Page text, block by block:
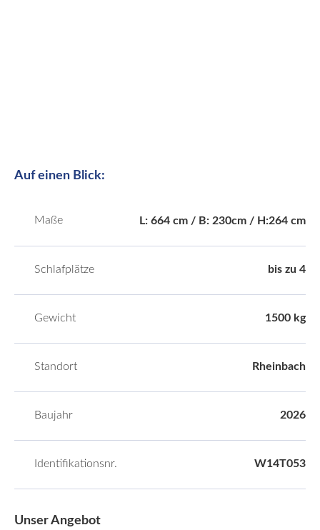
Auf einen Blick:
Maße L: 664 cm / B: 230cm / H:264 cm
Schlafplätze bis zu 4
Gewicht 1500 kg
Standort Rheinbach
Baujahr 2026
Identifikationsnr. W14T053
Unser Angebot